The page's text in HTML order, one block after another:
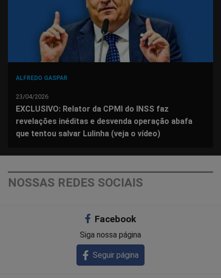
ALFREDO GASPAR
23/04/2026
EXCLUSIVO: Relator da CPMI do INSS faz
revelações inéditas e desvenda operação abafa
que tentou salvar Lulinha (veja o vídeo)
NOSSAS REDES SOCIAIS
Facebook
Siga nossa página
Seguir página